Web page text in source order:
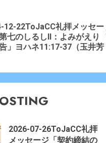
12-22ToJaCC礼拝メッセー
七のしるしII：よみがえり
」ヨハネ11:17-37（玉井芳
2026-07-26ToJaCC礼拝
メッセージ「契約締結の